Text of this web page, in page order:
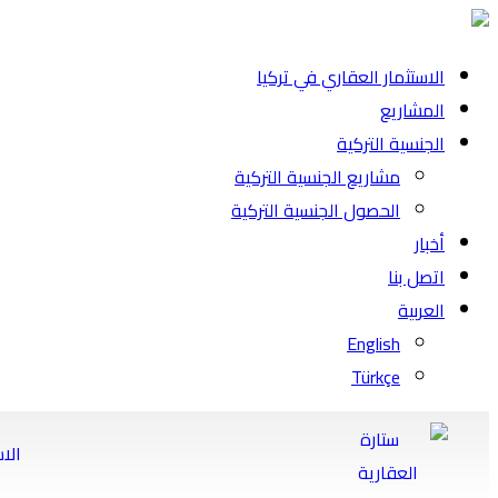
الاستثمار العقاري في تركيا
المشاريع
الجنسية التركية
مشاريع الجنسية التركية
الحصول الجنسية التركية
أخبار
اتصل بنا
العربية
English
Türkçe